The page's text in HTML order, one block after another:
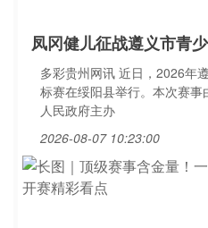
凤冈健儿征战遵义市青
多彩贵州网讯 近日，2026年
标赛在绥阳县举行。本次赛
人民政府主办
2026-08-07 10:23:00